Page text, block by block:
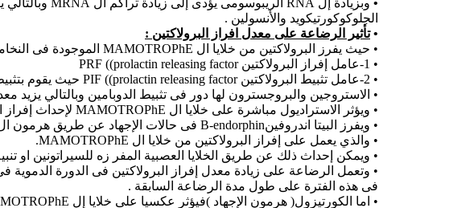
الجلوكوكورتيكويد والأنسولين .
•تأثير الرضاعة على معدل افراز البرولاكتين :
• حيث يفرز البرولاكتين من خلايا ال MAMOTROPhE الموجودة فى النخامية ألغديه تحت تأثير إفراز زوج من العوامل من الهيبوثلامس :
• 1-عامل إفراز البرولاكتين PRF ((prolactin releasing factor
• 2-عامل تثبيط البرولاكتين PIF ((prolactin releasing factor حيث يقوم بتثبيط إفراز البرولاكتين.
• الاستروجين والبروجسترون لها دور فى تثبيط الدوبامين وبالتالي يزيد
• ويؤثر الاستراديول مباشرة على خلايا ال MAMOTROPhE لإحداث إفراز البرولاكتين
• ويفرز البيتا اندروفينB-endorphin فى حالات الإجهاد عن طريق هرمون ال B-LPH فى خلايا ال corticotrophe فى النخامية ألغديه
• والذي يعمل على إفراز البرولاكتين من خلايا ال MAMOTROPhE.
• ويمكن إحداث ذلك عن طريق الخلايا العصبية المفر زه للسيراتونين او
• وتعمل الرضاعة على زيادة معدل إفراز البرولاكتين فى الدورة
فى هذه الفترة على طول مدة الرضاعة السابقة .